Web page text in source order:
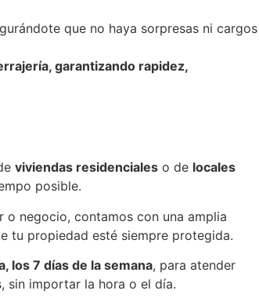
que no haya sorpresas ni cargos
garantizando rapidez,
viviendas residenciales o de locales
posible.
o negocio, contamos con una amplia
tu propiedad esté siempre protegida.
los 7 días de la semana, para atender
sin importar la hora o el día.